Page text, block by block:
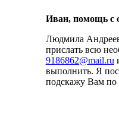
Иван, помощь с
Людмила
прислать всю
9186862@mail.ru
выполнить. Я
подскажу Вам по